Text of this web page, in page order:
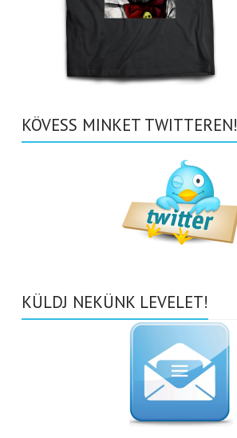
KÖVESS MINKET TWITTEREN!
KÜLDJ NEKÜNK LEVELET!